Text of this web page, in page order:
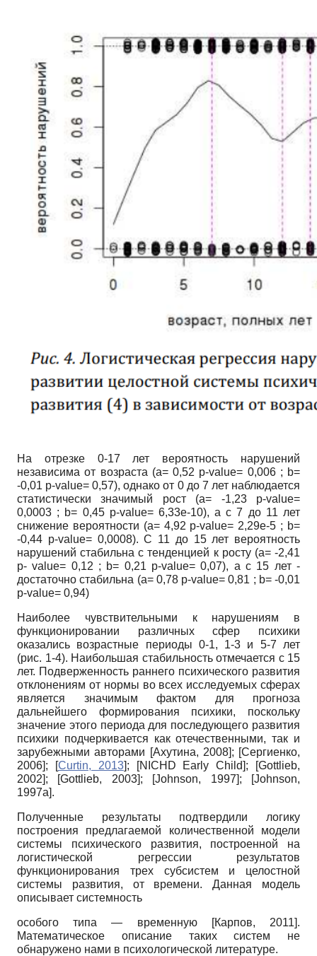
На отрезке 0-17 лет вероятность нарушений
независима от возраста (a= 0,52 p-value= 0,006 ; b=
-0,01 p-value= 0,57), однако от 0 до 7 лет наблюдается
статистически значимый рост (a= -1,23 p-value=
0,0003 ; b= 0,45 p-value= 6,33е-10), а с 7 до 11 лет
снижение вероятности (a= 4,92 p-value= 2,29е-5 ; b=
-0,44 p-value= 0,0008). С 11 до 15 лет вероятность
нарушений стабильна с тенденцией к росту (a= -2,41
p-value= 0,12 ; b= 0,21 p-value= 0,07), а с 15 лет -
достаточно стабильна (a= 0,78 p-value= 0,81 ; b= -0,01
p-value= 0,94)
Наиболее чувствительными к нарушениям в
функционировании различных сфер психики
оказались возрастные периоды 0-1, 1-3 и 5-7 лет
(рис. 1-4). Наибольшая стабильность отмечается с 15
лет. Подверженность раннего психического развития
отклонениям от нормы во всех исследуемых сферах
является значимым фактом для прогноза
дальнейшего формирования психики, поскольку
значение этого периода для последующего развития
психики подчеркивается как отечественными, так и
зарубежными авторами [Ахутина, 2008]; [Сергиенко,
2006]; [Curtin, 2013]; [NICHD Early Child]; [Gottlieb,
2002]; [Gottlieb, 2003]; [Johnson, 1997]; [Johnson,
1997а].
Полученные результаты подтвердили логику
построения предлагаемой количественной модели
системы психического развития, построенной на
логистической регрессии результатов
функционирования трех субсистем и целостной
системы развития, от времени. Данная модель
описывает системность
особого типа — временную [Карпов, 2011].
Математическое описание таких систем не
обнаружено нами в психологической литературе.